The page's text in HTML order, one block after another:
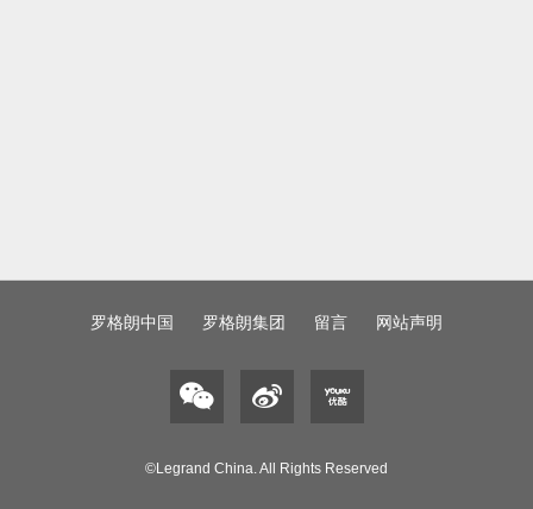
罗格朗中国 罗格朗集团 留言 网站声明
©Legrand China. All Rights Reserved